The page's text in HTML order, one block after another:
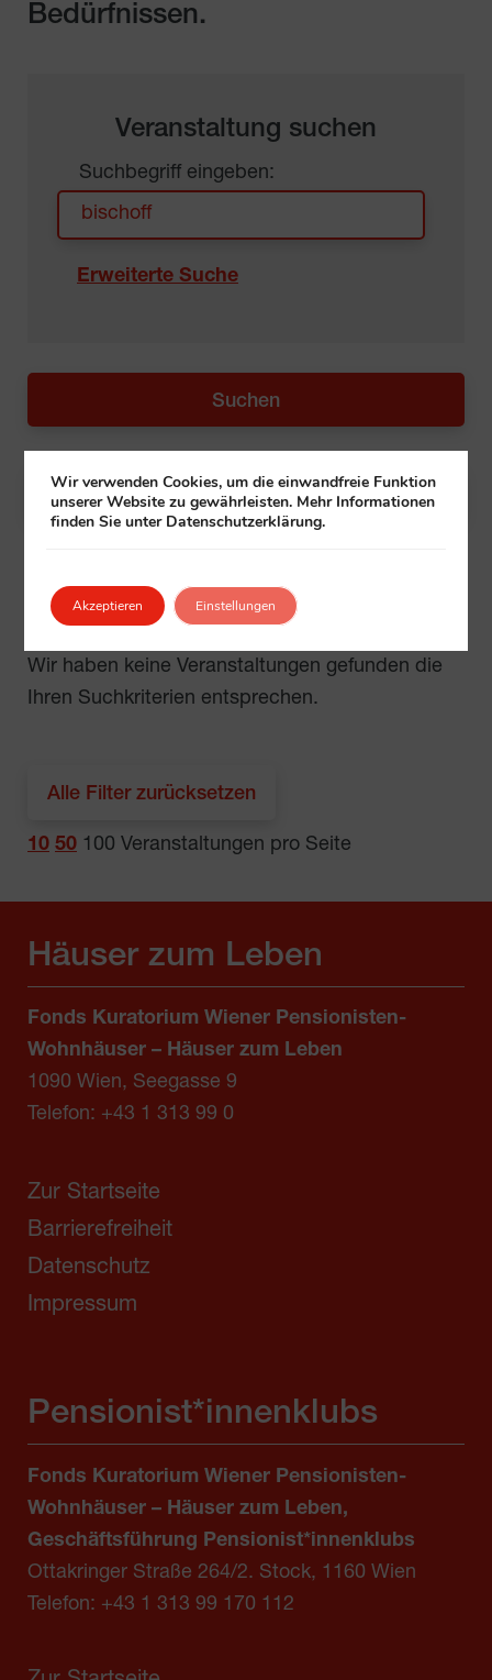
Bedürfnissen.
Veranstaltung suchen
Suchbegriff eingeben:
Erweiterte Suche
Alle Filter zurücksetzen
Keine Ergebnisse
Wir haben keine Veranstaltungen gefunden die
Ihren Suchkriterien entsprechen.
Alle Filter zurücksetzen
10 50 100 Veranstaltungen pro Seite
Häuser zum Leben
Fonds Kuratorium Wiener Pensionisten-
Wohnhäuser – Häuser zum Leben
1090 Wien, Seegasse 9
Telefon: +43 1 313 99 0
Zur Startseite
Barrierefreiheit
Datenschutz
Impressum
Pensionist*innenklubs
Fonds Kuratorium Wiener Pensionisten-
Wohnhäuser – Häuser zum Leben,
Geschäftsführung Pensionist*innenklubs
Ottakringer Straße 264/2. Stock, 1160 Wien
Telefon: +43 1 313 99 170 112
Wir verwenden Cookies, um die einwandfreie Funktion
unserer Website zu gewährleisten. Mehr Informationen
finden Sie unter Datenschutzerklärung.
Akzeptieren Einstellungen